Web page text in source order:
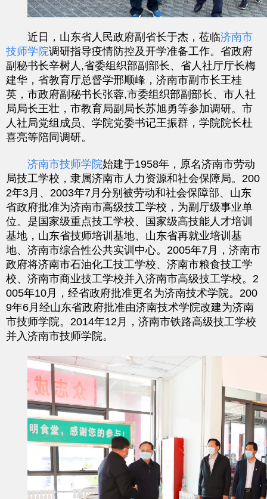
近日，山东省人民政府副省长于杰，莅临济南市
技师学院调研指导疫情防控及开学准备工作。省政府
副秘书长辛树人 ,省委组织部副部长、省人社厅厅长梅
建华，省教育厅总督学邢顺峰，济南市副市长王桂
英，市政府副秘书长张蓉,市委组织部副部长、市人社
局局长王壮，市教育局副局长苏旭勇等参加调研。市
人社局党组成员、学院党委书记王振群，学院院长杜
喜亮等陪同调研。
济南市技师学院始建于1958年，原名济南市劳动
局技工学校，隶属济南市人力资源和社会保障局。 200
2年3 月、 2003年7 月分别被劳动和社会保障部、山东
省政府批准为济南市高级技工学校，为副厅级事业单
位。是国家级重点技工学校、国家级高技能人才培训
基地，山东省技师培训基地、山东省再就业培训基
地、济南市综合性公共实训中心。 2005年7 月，济南市
政府将济南市石油化工技工学校、济南市粮食技工学
校、济南市商业技工学校并入济南市高级技工学校。 2
005年10 月，经省政府批准更名为济南技术学院。 200
9年6 月经山东省政府批准由济南技术学院改建为济南
市技师学院。 2014年12 月，济南市铁路高级技工学校
并入济南市技师学院。